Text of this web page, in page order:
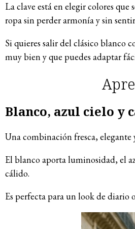
La clave está en elegir colores
ropa sin perder armonía y sin
Si quieres salir del clásico blanco
muy bien y que puedes adaptar
Blanco, azul cielo y
Una combinación fresca, elegante
El blanco aporta luminosidad, el
cálido.
Es perfecta para un look de diario